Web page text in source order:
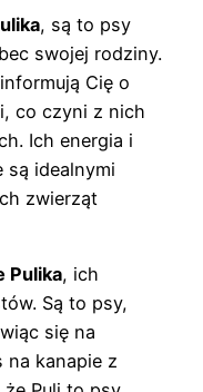
, są to psy
swojej rodziny.
Cię o
co czyni z nich
Ich energia i
są idealnymi
zwierząt
Pulika, ich
Są to psy,
się na
na kanapie z